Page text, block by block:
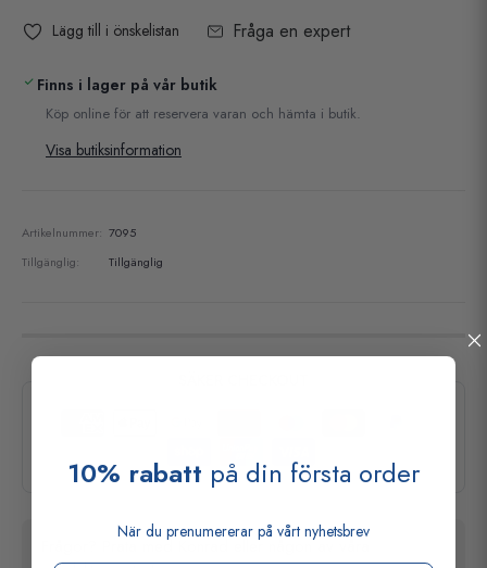
Lägg till i önskelistan Fråga en expert
Finns i lager på vår butik
Köp online för att reservera varan och hämta i butik.
Visa butiksinformation
Artikelnummer: 7095
Tillgänglig:
Tillgänglig
Frågor? Prata med Konrad eller någon av våra
10% rabatt på din första order
När du prenumererar på vårt nyhetsbrev